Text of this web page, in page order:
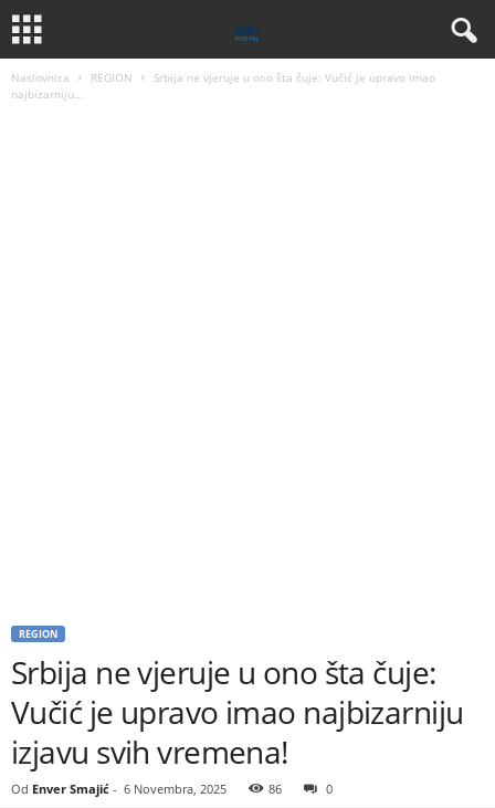
Naslovnica REGION
Srbija ne vjeruje u ono šta čuje: Vučić je upravo imao
najbizarniju...
REGION
Srbija ne vjeruje u ono šta čuje:
Vučić je upravo imao najbizarniju
izjavu svih vremena!
Od Enver Smajić - 6 Novembra, 2025 86 0